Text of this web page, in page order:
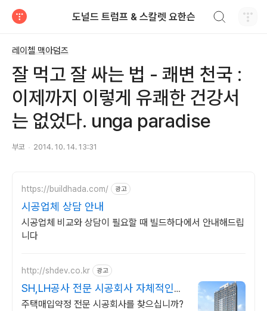
도널드 트럼프 & 스칼렛 요한슨
레이첼 맥아덤즈
잘 먹고 잘 싸는 법 - 쾌변 천국 :
이제까지 이렇게 유쾌한 건강서
는 없었다. unga paradise
부코 2014. 10. 14. 13:31
https://buildhada.com/ 광고
시공업체 상담 안내
시공업체 비교와 상담이 필요할 때 빌드하다에서 안내해드립
니다
http://shdev.co.kr 광고
SH,LH공사 전문 시공회사 자체적인
품질점검 실시
주택매입약정 전문 시공회사를 찾으십니까?